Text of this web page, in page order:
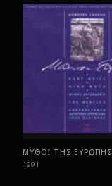
ΜΥΘΟΙ ΤΗΣ ΕΥΡΩΠΗΣ
1991